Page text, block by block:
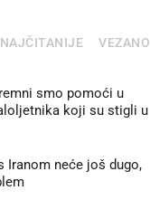
NAJČITANIJE VEZANO
smo pomoći u
koji su stigli u
Iranom neće još dugo,